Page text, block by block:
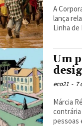
A
lança
Linha de
Um
eco21 - 7
Márcia Régis |
contrária
pessoas